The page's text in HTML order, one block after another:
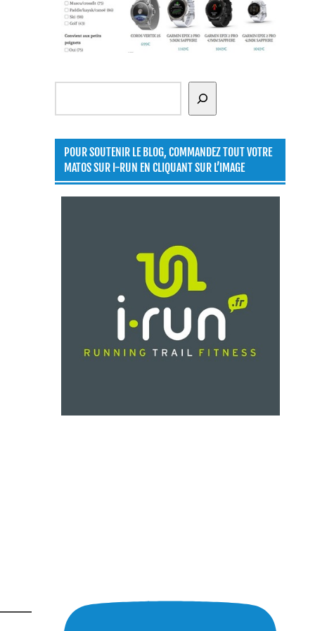
Rechercher
POUR SOUTENIR LE BLOG, COMMANDEZ TOUT VOTRE
MATOS SUR I-RUN EN CLIQUANT SUR L’IMAGE